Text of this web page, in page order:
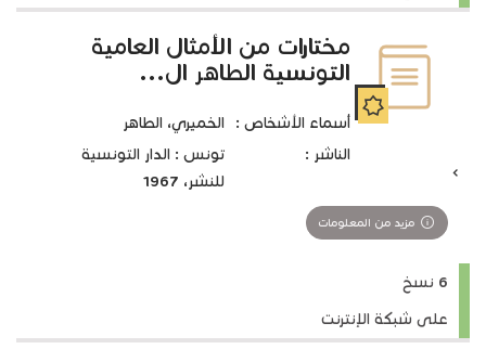
مختارات من الأمثال العامية
التونسية الطاهر ال...
أسماء الأشخاص :
الخميري، الطاهر
الناشر :
تونس : الدار التونسية
للنشر، 1967
مزيد من المعلومات
6 نسخ
على شبكة الإنترنت